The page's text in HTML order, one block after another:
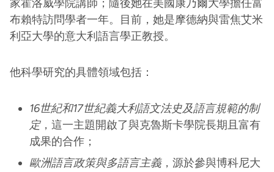
家霍洛威學院講師；隨後她在美國康乃爾大學擔任富
布賴特訪問學者一年。目前，她是摩德納與雷焦艾米
利亞大學的意大利語言學正教授。
他科學研究的具體領域包括：
16世紀和17世紀義大利語文法史及語言規範的制
定，這一主題開啟了與克魯斯卡學院長期且富有
成果的合作；
歐洲語言政策與多語言主義，源於參與博科尼大